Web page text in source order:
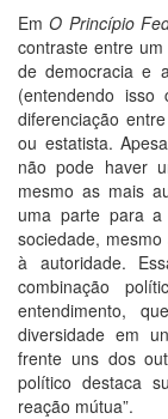
EmO Princípio
contraste entre um
de democracia e
(entendendo isso
diferenciação
ou estatista.
não pode haver
mesmo as mais
uma parte para a
sociedade,
à autoridade.
combinação
entendimento,
diversidade em
frente uns dos
político destaca
reação mútua”.